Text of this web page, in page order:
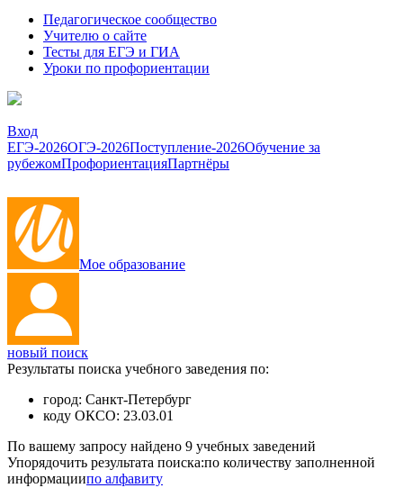
Педагогическое сообщество
Учителю о сайте
Тесты для ЕГЭ и ГИА
Уроки по профориентации
Вход
ЕГЭ-2026ОГЭ-2026Поступление-2026Обучение за
рубежомПрофориентацияПартнёры
Мое образование
новый поиск
Результаты поиска учебного заведения по:
город: Санкт-Петербург
коду ОКСО: 23.03.01
По вашему запросу найдено 9 учебных заведений
Упорядочить результата поиска:по количеству заполненной
информациипо алфавиту